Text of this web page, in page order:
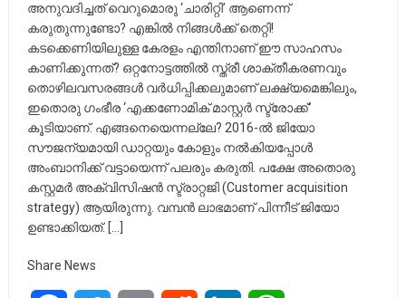
അനുവദിച്ചത് വെറുമൊരു ‘ചാരിറ്റി’ ആണെന്ന്
കരുതുന്നുണ്ടോ? എങ്കിൽ നിങ്ങൾക്ക് തെറ്റി!
കടക്കെണിയിലുള്ള കേരളം എന്തിനാണ് ഈ സാഹസം
കാണിക്കുന്നത്? ഒറ്റനോട്ടത്തിൽ സ്ത്രീ ശാക്തീകരണവും
തൊഴിലവസരങ്ങൾ വർധിപ്പിക്കലുമാണ് ലക്ഷ്യമെങ്കിലും,
ഇതൊരു ഗംഭീര ‘എക്കണോമിക് മാസ്റ്റർ സ്ട്രോക്ക്’
കൂടിയാണ്. എങ്ങനെയെന്നല്ലേ? 2016-ൽ ജിയോ
സൗജന്യമായി ഡാറ്റയും കോളും നൽകിയപ്പോൾ
അംബാനിക്ക് വട്ടായെന്ന് പലരും കരുതി. പക്ഷേ അതൊരു
കസ്റ്റമർ അക്വിസിഷൻ സ്ട്രാറ്റജി (Customer acquisition
strategy) ആയിരുന്നു. വമ്പൻ ലാഭമാണ് പിന്നീട് ജിയോ
ഉണ്ടാക്കിയത്. […]
Share News